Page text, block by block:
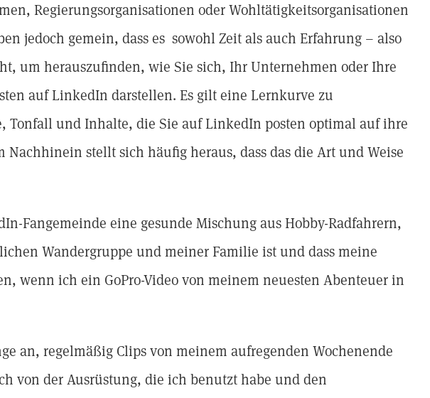
Regierungsorganisationen oder Wohltätigkeitsorganisationen
jedoch gemein, dass es sowohl Zeit als auch Erfahrung – also
um herauszufinden, wie Sie sich, Ihr Unternehmen oder Ihre
auf LinkedIn darstellen. Es gilt eine Lernkurve zu
Tonfall und Inhalte, die Sie auf LinkedIn posten optimal auf ihre
Nachhinein stellt sich häufig heraus, dass das die Art und Weise
Fangemeinde eine gesunde Mischung aus Hobby-Radfahrern,
Wandergruppe und meiner Familie ist und dass meine
wenn ich ein GoPro-Video von meinem neuesten Abenteuer in
an, regelmäßig Clips von meinem aufregenden Wochenende
von der Ausrüstung, die ich benutzt habe und den